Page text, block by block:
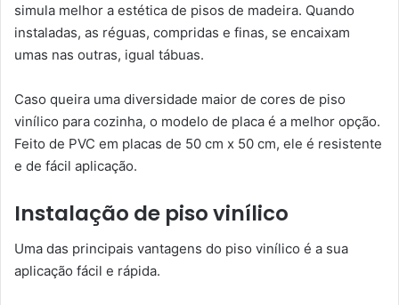
simula melhor a estética de pisos de madeira. Quando
instaladas, as réguas, compridas e finas, se encaixam
umas nas outras, igual tábuas.
Caso queira uma diversidade maior de cores de piso
vinílico para cozinha, o modelo de placa é a melhor opção.
Feito de PVC em placas de 50 cm x 50 cm, ele é resistente
e de fácil aplicação.
Instalação de piso vinílico
Uma das principais vantagens do piso vinílico é a sua
aplicação fácil e rápida.